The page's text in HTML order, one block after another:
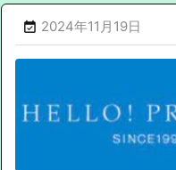
 2024年11月19日